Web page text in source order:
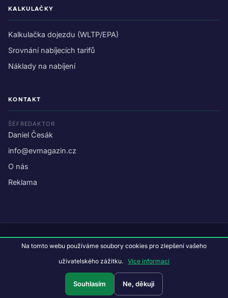
KALKULAČKY
Kalkulačka dojezdu (WLTP/EPA)
Srovnání nabíjecích tarifů
Náklady na nabíjení
KONTAKT
ŠÉFREDAKTOR
Daniel Česák
info@evmagazin.cz
O nás
Reklama
© 2026 EV Magazin.Podmínky a ochrana dat.
Studiografix
Na tomto webu používáme soubory cookies pro zlepšení vašeho
uživatelského zážitku. Více informací
Souhlasím Ne, děkuji